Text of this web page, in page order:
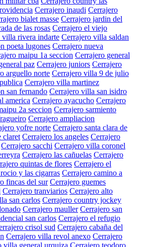
Cerrajero inaudi Cerrajero
bialet masse Cerrajero jardin del
de las rosas Cerrajero el viejo
villa rivera indarte Cerrajero villa saldan
poeta lugones Cerrajero nueva
maipu 1a seccion Cerrajero general
paz Cerrajero juniors Cerrajero
arguello norte Cerrajero villa 9 de julio
Cerrajero villa martinez
san fernando Cerrajero villa san isidro
america Cerrajero ayacucho Cerrajero
2a seccion Cerrajero sarmiento
Cerrajero ampliacion
yofre norte Cerrajero santa clara de
claret Cerrajero los angeles Cerrajero
Cerrajero sacchi Cerrajero villa coronel
Cerrajero las cañuelas Cerrajero
quintas de flores Cerrajero el
y las cigarras Cerrajero camino a
fincas del sur Cerrajero guemes
Cerrajero tranviarios Cerrajero alto
san carlos Cerrajero country jockey
Cerrajero mauller Cerrajero san
san carlos Cerrajero el refugio
crisol sud Cerrajero cabaña del
Cerrajero villa revol anexo Cerrajero